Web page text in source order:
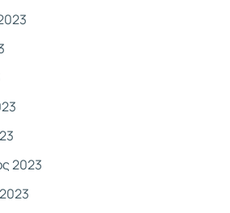
2023